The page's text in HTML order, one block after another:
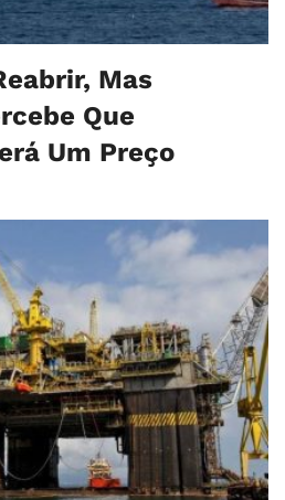
Mas
Que
Um Preço